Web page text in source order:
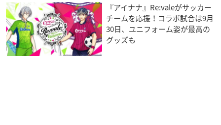
『アイナナ』Re:valeがサッカー
チームを応援！コラボ試合は9月
30日、ユニフォーム姿が最高の
グッズも